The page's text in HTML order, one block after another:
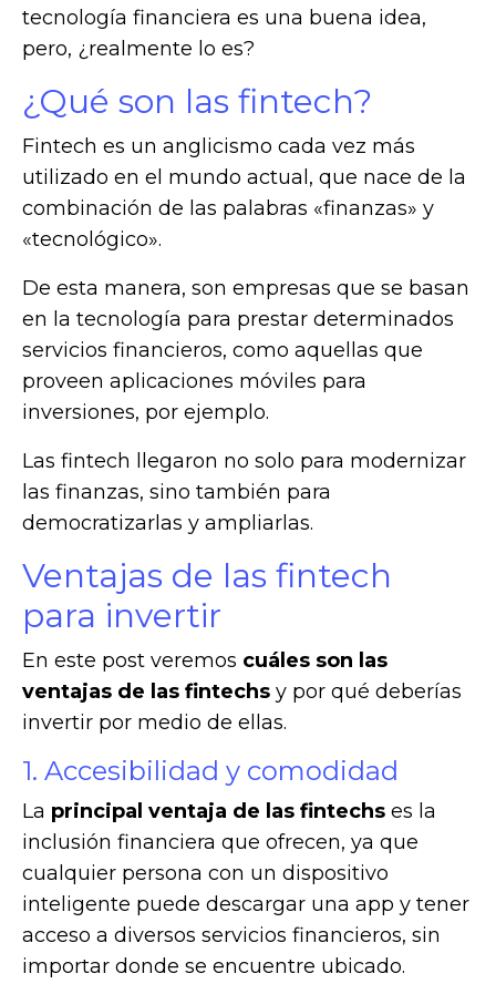
tecnología financiera es una buena idea,
pero, ¿realmente lo es?
¿Qué son las fintech?
Fintech es un anglicismo cada vez más
utilizado en el mundo actual, que nace de la
combinación de las palabras «finanzas» y
«tecnológico».
De esta manera, son empresas que se basan
en la tecnología para prestar determinados
servicios financieros, como aquellas que
proveen aplicaciones móviles para
inversiones, por ejemplo.
Las fintech llegaron no solo para modernizar
las finanzas, sino también para
democratizarlas y ampliarlas.
Ventajas de las fintech
para invertir
En este post veremos cuáles son las
ventajas de las fintechs y por qué deberías
invertir por medio de ellas.
1. Accesibilidad y comodidad
La principal ventaja de las fintechs es la
inclusión financiera que ofrecen, ya que
cualquier persona con un dispositivo
inteligente puede descargar una app y tener
acceso a diversos servicios financieros, sin
importar donde se encuentre ubicado.